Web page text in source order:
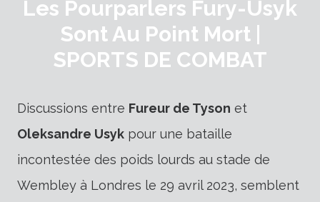
Les Pourparlers Fury-Usyk
Sont Au Point Mort |
SPORTS DE COMBAT
Discussions entre Fureur de Tyson et
Oleksandre Usyk pour une bataille
incontestée des poids lourds au stade de
Wembley à Londres le 29 avril 2023, semblent